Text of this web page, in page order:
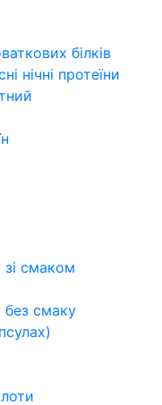
білків
нічні протеїни
смаком
смаку